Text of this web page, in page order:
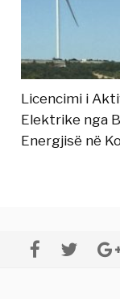
Licencimi i
Elektrike nga
Energjisë në